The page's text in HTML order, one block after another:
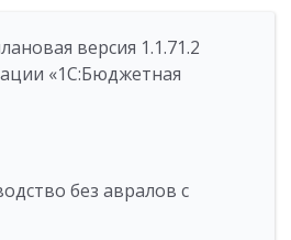
версия 1.1.71.2
«1C:Бюджетная
без авралов с